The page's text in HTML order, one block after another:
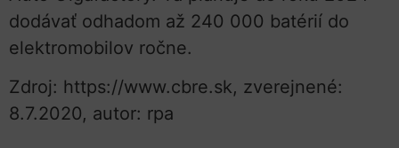
dodávať odhadom až 240 000 batérií do
elektromobilov ročne.
Zdroj: https://www.cbre.sk, zverejnené:
8.7.2020, autor: rpa